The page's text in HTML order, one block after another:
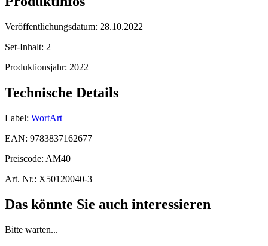
Veröffentlichungsdatum: 28.10.2022
Set-Inhalt: 2
Produktionsjahr: 2022
Technische Details
Label: WortArt
EAN: 9783837162677
Preiscode: AM40
Art. Nr.: X50120040-3
Das könnte Sie auch interessieren
Bitte warten...